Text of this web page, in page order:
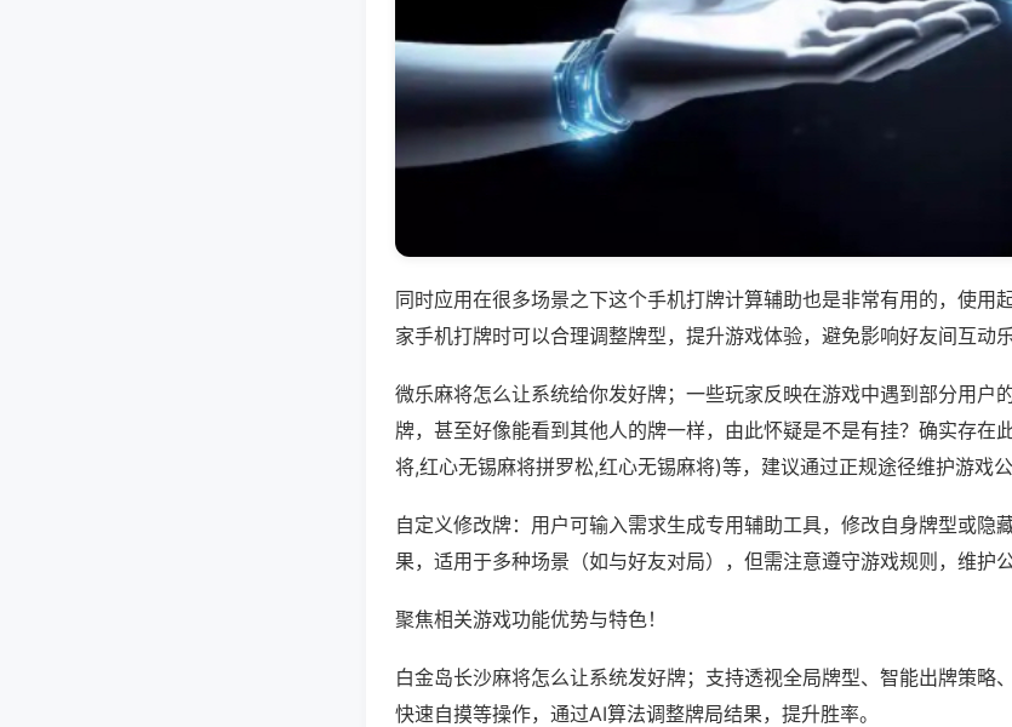
同时应用在很多场景之下这个手机打牌计算辅助也是非常有用的，使用
家手机打牌时可以合理调整牌型，提升游戏体验，避免影响好友间互动乐
微乐麻将怎么让系统给你发好牌；一些玩家反映在游戏中遇到部分用户
牌，甚至好像能看到其他人的牌一样，由此怀疑是不是有挂？确实存在
将,红心无锡麻将拼罗松,红心无锡麻将)等，建议通过正规途径维护游戏公
自定义修改牌：用户可输入需求生成专用辅助工具，修改自身牌型或隐
果，适用于多种场景（如与好友对局），但需注意遵守游戏规则，维护公
聚焦相关游戏功能优势与特色！
白金岛长沙麻将怎么让系统发好牌；支持透视全局牌型、智能出牌策略
快速自摸等操作，通过AI算法调整牌局结果，提升胜率。